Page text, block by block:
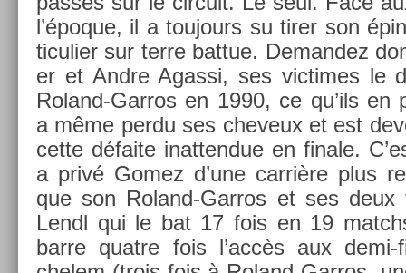
l’époque, il a toujours su tirer son
ticuli­er sur terre bat­tue. De­man­dez
er et Andre Agas­si, ses vic­times le
Roland-Garros en 1990, ce qu’ils en
a même perdu ses cheveux et est
cette défaite in­at­tendue en fin­ale.
a privé Gomez d’une carrière plus
que son Roland-Garros et ses
Lendl qui le bat 17 fois en 19
barre quat­re fois l’accès aux demi-